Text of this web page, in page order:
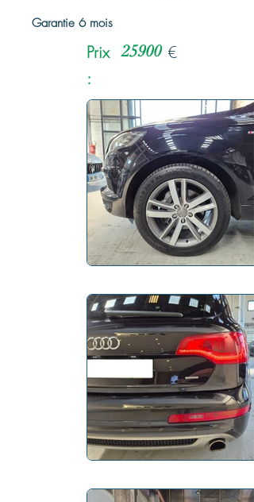
Garantie 6 mois
Prix
:
25900 €